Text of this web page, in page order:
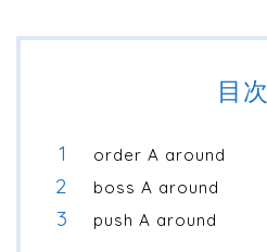
目次
order A around
boss A around
push A around